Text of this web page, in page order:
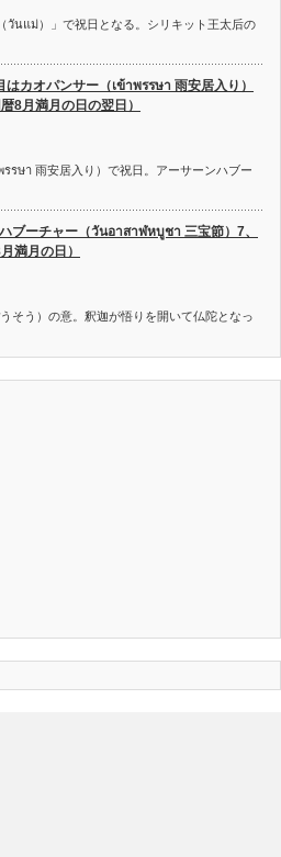
วันแม่）」で祝日となる。シリキット王太后の
はカオパンサー（เข้าพรรษา 雨安居入り）
8月満月の日の翌日）
รษา 雨安居入り）で祝日。アーサーンハブー
ブーチャー（วันอาสาฬหบูชา 三宝節）7、
満月の日）
そう）の意。釈迦が悟りを開いて仏陀となっ